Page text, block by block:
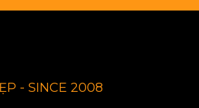
- SINCE 2008